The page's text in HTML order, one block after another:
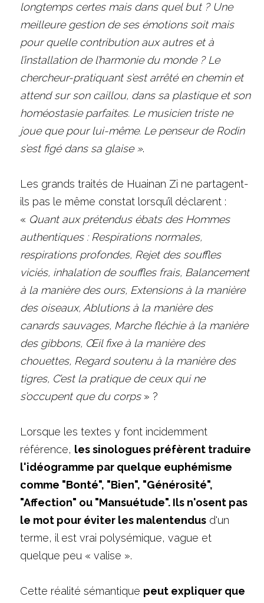
longtemps certes mais dans quel but ? Une
meilleure gestion de ses émotions soit mais
pour quelle contribution aux autres et à
l’installation de l’harmonie du monde ? Le
chercheur-pratiquant s’est arrêté en chemin et
attend sur son caillou, dans sa plastique et son
homéostasie parfaites. Le musicien triste ne
joue que pour lui-même. Le penseur de Rodin
s’est figé dans sa glaise ».
Les grands traités de Huainan Zi ne partagent-
ils pas le même constat lorsqu’il déclarent :
« Quant aux prétendus ébats des Hommes
authentiques : Respirations normales,
respirations profondes, Rejet des souffles
viciés, inhalation de souffles frais, Balancement
à la manière des ours, Extensions à la manière
des oiseaux, Ablutions à la manière des
canards sauvages, Marche fléchie à la manière
des gibbons, Œil fixe à la manière des
chouettes, Regard soutenu à la manière des
tigres, C’est la pratique de ceux qui ne
s’occupent que du corps » ?
Lorsque les textes y font incidemment
référence, les sinologues préfèrent traduire
l'idéogramme par quelque euphémisme
comme "Bonté", "Bien", "Générosité",
"Affection" ou "Mansuétude". Ils n'osent pas
le mot pour éviter les malentendus d'un
terme, il est vrai polysémique, vague et
quelque peu « valise ».
Cette réalité sémantique peut expliquer que